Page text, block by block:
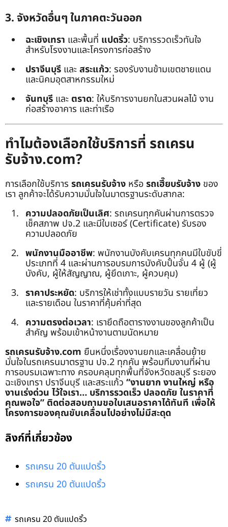
3. จังหวัดอื่นๆ ในภาคตะวันออก
ฉะเชิงเทรา และพื้นที่ แปดริ้ว: บริการรวดเร็วทันใจ
สำหรับโรงงานและโครงการก่อสร้าง
ปราจีนบุรี และสระแก้ว: รองรับงานข้ามเขตชายแดน
และนิคมอุตสาหกรรมใหม่
จันทบุรี และ ตราด: ให้บริการงานยกในสวนผลไม้ งาน
ก่อสร้างอาคาร และท่าเรือ
ทำไมต้องเลือกใช้บริการที่ รถเครน
รับจ้าง.com?
การเลือกใช้บริการ รถเครนรับจ้าง หรือรถเฮี๊ยบรับจ้าง ของ
เรา ลูกค้าจะได้รับความมั่นใจในมาตรฐานระดับสากล:
ความปลอดภัยเป็นเลิศ: รถเครนทุกคันผ่านการตรวจ
เช็คสภาพ ปจ.2 และมีใบเซอร์ (Certificate) รับรอง
ความปลอดภัย
พนักงานมืออาชีพ: พนักงานบังคับเครนทุกคนมีใบขับขี่
ประเภทที่ 4 และผ่านการอบรมการบังคับปั้นจั่น 4 ผู้ (ผู้
บังคับ, ผู้ให้สัญญาณ, ผู้ยึดเกาะ, ผู้ควบคุม)
ราคาประหยัด: บริการให้เช่าทั้งแบบรายวัน รายเที่ยว
และรายเดือน ในราคาที่คุ้มค่าที่สุด
ความตรงต่อเวลา: เรายึดถือตารางงานของลูกค้าเป็น
สำคัญ พร้อมเข้าหน้างานตามนัดหมาย
รถเครนรับจ้าง.com ยืนหนึ่งเรื่องงานยกและเคลื่อนย้าย
มั่นใจในรถเครนมาตรฐาน ปจ.2 ทุกคัน พร้อมทีมงานที่ผ่าน
การอบรมเฉพาะทาง ครอบคลุมทุกพื้นที่จังหวัดชลบุรี ระยอง
ฉะเชิงเทรา ปราจีนบุรี และสระแก้ว “งานยาก งานใหญ่ หรือ
งานเร่งด่วน ไว้ใจเรา… บริการรวดเร็ว ปลอดภัย ในราคาที่
คุณพอใจ” ติดต่อสอบถามขอใบเสนอราคาได้ทันที เพื่อให้
โครงการของคุณขับเคลื่อนไปอย่างไม่มีสะดุด
ลิงก์ที่เกี่ยวข้อง
รถเครน 20 ตันแปดริ้ว
รถเครน 20 ตันแปดริ้ว
รถเครน 20 ตันแปดริ้ว